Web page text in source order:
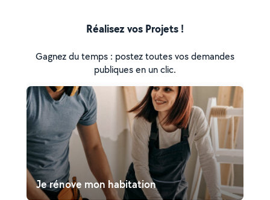
Réalisez vos Projets !
Gagnez du temps : postez toutes vos demandes
publiques en un clic.
Je rénove mon habitation